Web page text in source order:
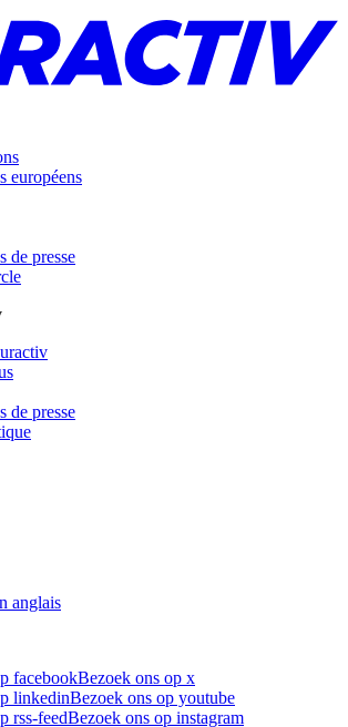
européens
de presse
de presse
anglais
facebookBezoek ons op x
linkedinBezoek ons op youtube
rss-feedBezoek ons op instagram